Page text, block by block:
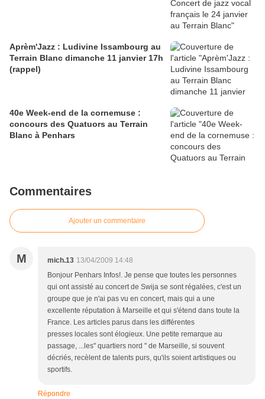
Aprèm'Jazz : Ludivine Issambourg au
Terrain Blanc dimanche 11 janvier 17h
(rappel)
40e Week-end de la cornemuse :
concours des Quatuors au Terrain
Blanc à Penhars
Commentaires
Ajouter un commentaire
M mich.13 13/04/2009 14:48
Bonjour Penhars Infos!. Je pense que toutes les personnes
qui ont assisté au concert de Swija se sont régalées, c'est un
groupe que je n'ai pas vu en concert, mais qui a une
excellente réputation à Marseille et qui s'étend dans toute la
France. Les articles parus dans les différentes
presses locales sont élogieux. Une petite remarque au
passage, ...les" quartiers nord " de Marseille, si souvent
décriés, recèlent de talents purs, qu'ils soient artistiques ou
sportifs.
Répondre